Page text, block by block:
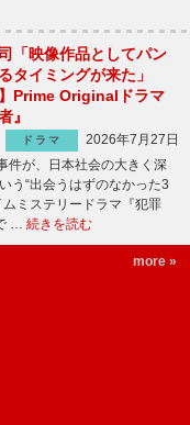
「映像作品としてパン
タイミングが来た」
】Prime Originalドラマ
』
ドラマ
2026年7月27日
件が、日本社会の大きく深
う“出会うはずのなかった3
ミステリードラマ『犯罪
… 続きを読む
more »